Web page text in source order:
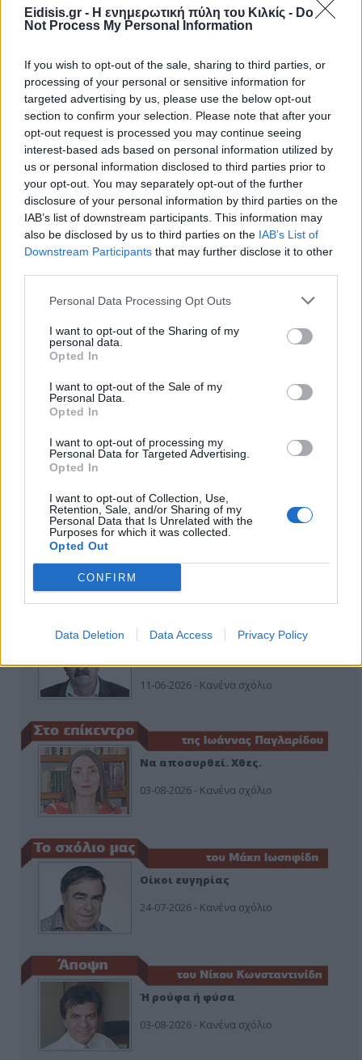
Eidisis.gr - Η ενημερωτική πύλη του Κιλκίς - Do
Not Process My Personal Information
If you wish to opt-out of the sale, sharing to third parties, or
processing of your personal or sensitive information for
targeted advertising by us, please use the below opt-out
section to confirm your selection. Please note that after your
opt-out request is processed you may continue seeing
interest-based ads based on personal information utilized by
us or personal information disclosed to third parties prior to
your opt-out. You may separately opt-out of the further
disclosure of your personal information by third parties on the
IAB’s list of downstream participants. This information may
also be disclosed by us to third parties on the IAB’s List of
Downstream Participants that may further disclose it to other
Personal Data Processing Opt Outs
I want to opt-out of the Sharing of my
personal data.
Opted In
I want to opt-out of the Sale of my
Personal Data.
Opted In
I want to opt-out of processing my
Personal Data for Targeted Advertising.
Opted In
I want to opt-out of Collection, Use,
Retention, Sale, and/or Sharing of my
Personal Data that Is Unrelated with the
Purposes for which it was collected.
Opted Out
CONFIRM
Data Deletion Data Access Privacy Policy
Ειδήσεις 5-8-2026
ΑΠΟΨΕΙΣ
Εδώ Παππάς, εκεί Παππάς, που είναι
ο ΣΥΡΙΖΑ και οι Κιλκισιώτες
26-07-2026 - Κανένα σχόλιο
Κιλκίς προς Χατζηδάκη: Στηρίξτε
11-06-2026 - Κανένα σχόλιο
Να αποσυρθεί. Χθες.
03-08-2026 - Κανένα σχόλιο
Οίκοι ευγηρίας
24-07-2026 - Κανένα σχόλιο
Ή ρούφα ή φύσα
03-08-2026 - Κανένα σχόλιο